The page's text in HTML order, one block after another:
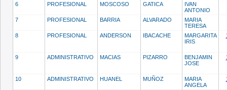
6 PROFESIONAL MOSCOSO GATICA
IVAN
ANTONIO
7
PROFESIONAL BARRIA ALVARADO
MARIA
TERESA
8
PROFESIONAL ANDERSON IBACACHE
MARGARITA
IRIS
9 ADMINISTRATIVO MACIAS PIZARRO
BENJAMIN
JOSE
10 ADMINISTRATIVO HUANEL MUÑOZ
MARIA
ANGELA